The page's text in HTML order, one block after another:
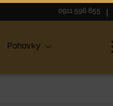
0911 596 655
Pohovky